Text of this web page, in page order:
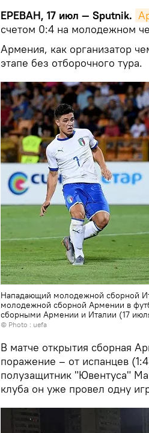
ЕРЕВАН, 17 июл — Sputnik.
счетом 0:4 на молодежном
Армения, как организатор
этапе без отборочного тура.
Нападающий молодежной сборной
молодежной сборной Армении в
сборными Армении и Италии (17
© Photo : uefa
В матче открытия сборная
поражение – от испанцев
полузащитник "Ювентуса"
клуба он уже провел одну